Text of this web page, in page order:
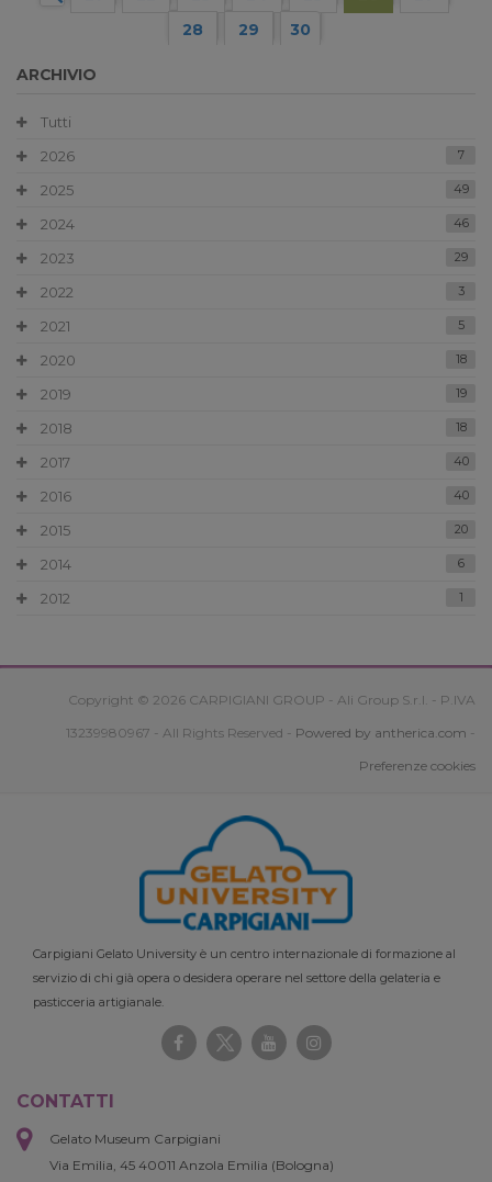
28
29 30
ARCHIVIO
Tutti
2026
7
2025 49
2024 46
2023 29
2022 3
2021 5
2020 18
2019 19
2018 18
2017 40
2016 40
2015 20
2014 6
2012 1
Copyright © 2026 CARPIGIANI GROUP - Ali Group S.r.l. - P.IVA
13239980967 - All Rights Reserved - Powered by antherica.com -
Preferenze cookies
Carpigiani Gelato University è un centro internazionale di formazione al
servizio di chi già opera o desidera operare nel settore della gelateria e
pasticceria artigianale.
CONTATTI
Gelato Museum Carpigiani
Via Emilia, 45 40011 Anzola Emilia (Bologna)